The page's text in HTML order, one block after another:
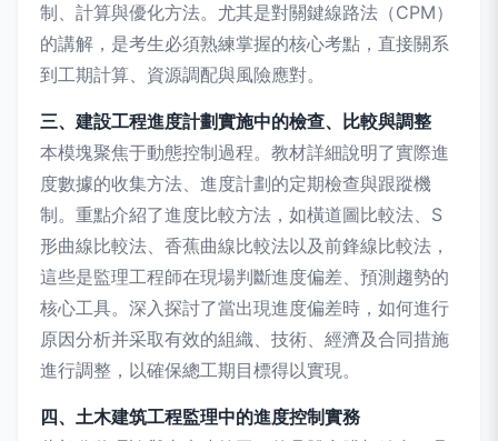
制、計算與優化方法。尤其是對關鍵線路法（CPM）
的講解，是考生必須熟練掌握的核心考點，直接關系
到工期計算、資源調配與風險應對。
三、建設工程進度計劃實施中的檢查、比較與調整
本模塊聚焦于動態控制過程。教材詳細說明了實際進
度數據的收集方法、進度計劃的定期檢查與跟蹤機
制。重點介紹了進度比較方法，如橫道圖比較法、S
形曲線比較法、香蕉曲線比較法以及前鋒線比較法，
這些是監理工程師在現場判斷進度偏差、預測趨勢的
核心工具。深入探討了當出現進度偏差時，如何進行
原因分析并采取有效的組織、技術、經濟及合同措施
進行調整，以確保總工期目標得以實現。
四、土木建筑工程監理中的進度控制實務